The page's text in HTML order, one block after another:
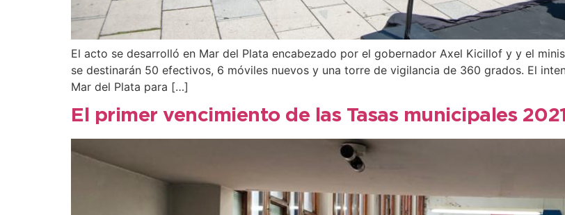
El acto se desarrolló en Mar del Plata encabezado por el gobernador Axel Kicillof y y el
se destinarán 50 efectivos, 6 móviles nuevos y una torre de vigilancia de 360 grados. El
Mar del Plata para […]
El primer vencimiento de las Tasas municipales